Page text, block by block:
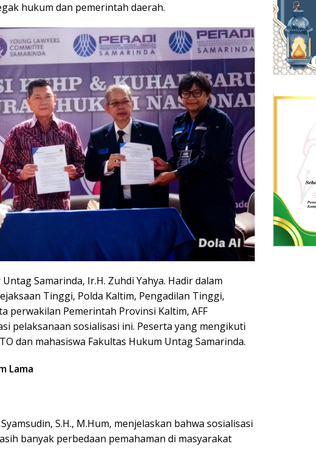
hukum dan pemerintah daerah.
Samarinda, Ir.H. Zuhdi Yahya. Hadir dalam
Tinggi, Polda Kaltim, Pengadilan Tinggi,
perwakilan Pemerintah Provinsi Kaltim, AFF
pelaksanaan sosialisasi ini. Peserta yang mengikuti
dan mahasiswa Fakultas Hukum Untag Samarinda.
Lama
S.H., M.Hum, menjelaskan bahwa sosialisasi
banyak perbedaan pemahaman di masyarakat